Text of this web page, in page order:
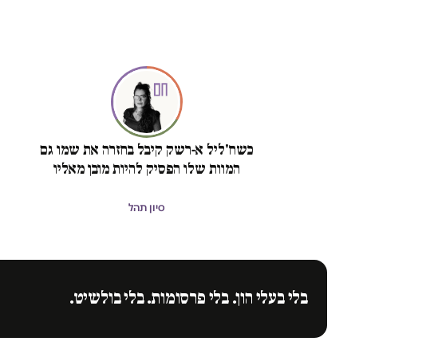
כשח'ליל א-רשק קיבל בחזרה את שמו גם
המוות שלו הפסיק להיות מובן מאליו
סיון תהל
בלי בעלי הון. בלי פרסומות. בלי בולשיט.